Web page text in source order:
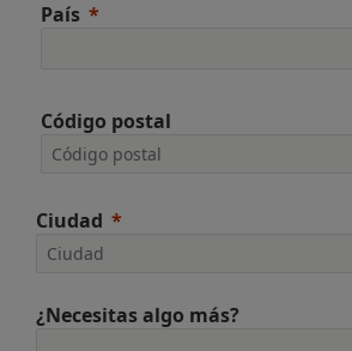
País
Código postal
Ciudad
¿Necesitas algo más?